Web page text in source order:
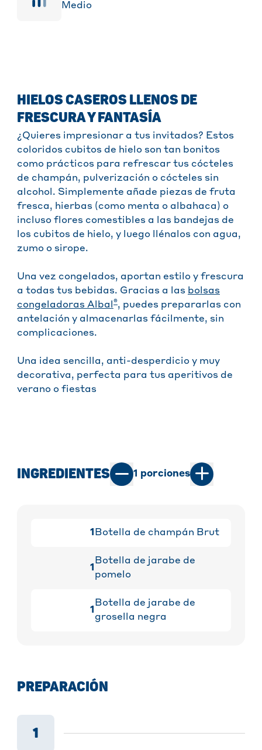
Medio
HIELOS CASEROS LLENOS DE
FRESCURA Y FANTASÍA
¿Quieres impresionar a tus invitados? Estos
coloridos cubitos de hielo son tan bonitos
como prácticos para refrescar tus cócteles
de champán, pulverización o cócteles sin
alcohol. Simplemente añade piezas de fruta
fresca, hierbas (como menta o albahaca) o
incluso flores comestibles a las bandejas de
los cubitos de hielo, y luego llénalos con agua,
zumo o sirope.
Una vez congelados, aportan estilo y frescura
a todas tus bebidas. Gracias a las bolsas
congeladoras Albal ®, puedes prepararlas con
antelación y almacenarlas fácilmente, sin
complicaciones.
Una idea sencilla, anti-desperdicio y muy
decorativa, perfecta para tus aperitivos de
verano o fiestas
INGREDIENTES 1 porciones
1 Botella de champán Brut
1
Botella de jarabe de
pomelo
1
Botella de jarabe de
grosella negra
PREPARACIÓN
1